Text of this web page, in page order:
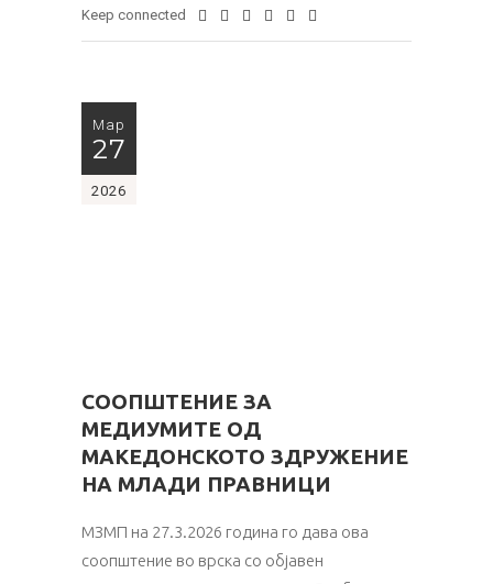
Keep connected
Мар
27
2026
СООПШТЕНИЕ ЗА
МЕДИУМИТЕ ОД
МАКЕДОНСКОТО ЗДРУЖЕНИЕ
НА МЛАДИ ПРАВНИЦИ
МЗМП на 27.3.2026 година го дава ова
соопштение во врска со објавен